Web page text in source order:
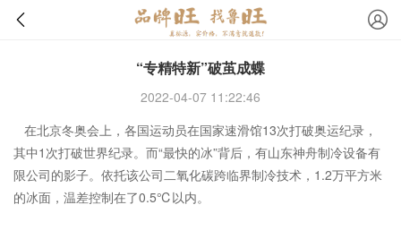
“专精特新”破茧成蝶
2022-04-07 11:22:46
在北京冬奥会上，各国运动员在国家速滑馆13次打破奥运纪录，
其中1次打破世界纪录。而“最快的冰”背后，有山东神舟制冷设备有
限公司的影子。依托该公司二氧化碳跨临界制冷技术，1.2万平方米
的冰面，温差控制在了0.5℃以内。